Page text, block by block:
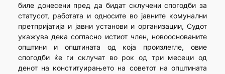
биле донесени пред да бидат склучени спогодби за
статусот, работата и односите во јавните комунални
претпријатија и јавни установи и организации, Судот
укажува дека согласно истиот член, новооснованите
општини и општината од која произлегле, овие
спогодби ќе ги склучат во рок од три месеци од
денот на конституирањето на советот на општината